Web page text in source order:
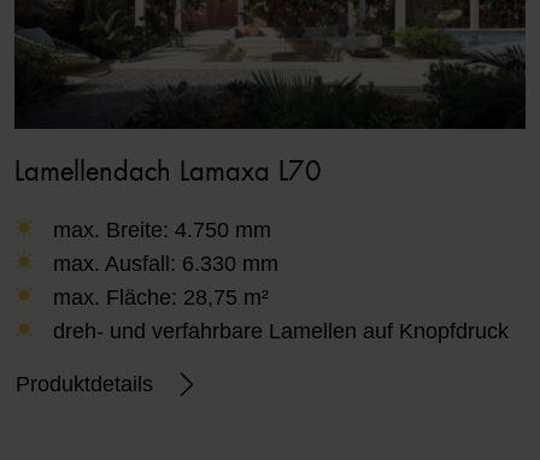
Lamellendach Lamaxa L70
max. Breite: 4.750 mm
max. Ausfall: 6.330 mm
max. Fläche: 28,75 m²
dreh- und verfahrbare Lamellen auf Knopfdruck
Produktdetails